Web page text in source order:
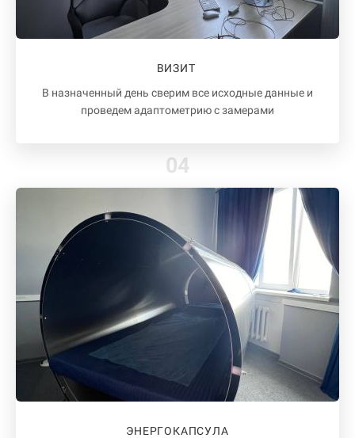
ВИЗИТ
В назначенный день сверим все исходные данные и
проведем адаптометрию с замерами
04
ЭНЕРГОКАПСУЛА